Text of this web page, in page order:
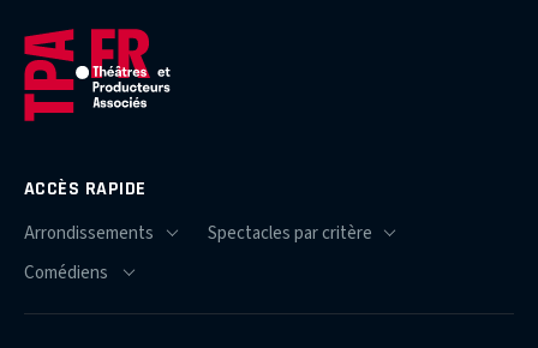
ACCÈS RAPIDE